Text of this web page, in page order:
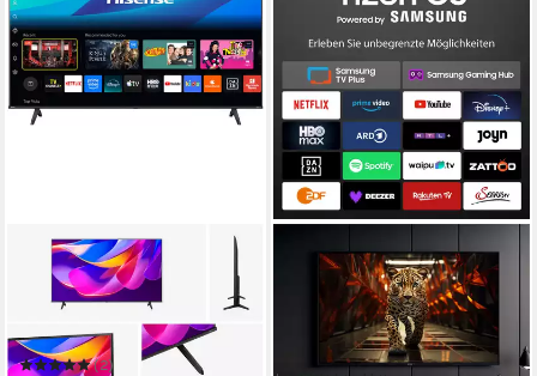
HISENSE
58E6DS DLED-Fernseher
146 cm/58 Zoll Diagonale
4K Ultra HD Auflösung
(2)
Ultimax 58U-TI Smart LED
TV LED-Fernseher
146 cm/58 Zoll Diagonale
Bildschirmtechnologie
4K Ultra HD Auflösung